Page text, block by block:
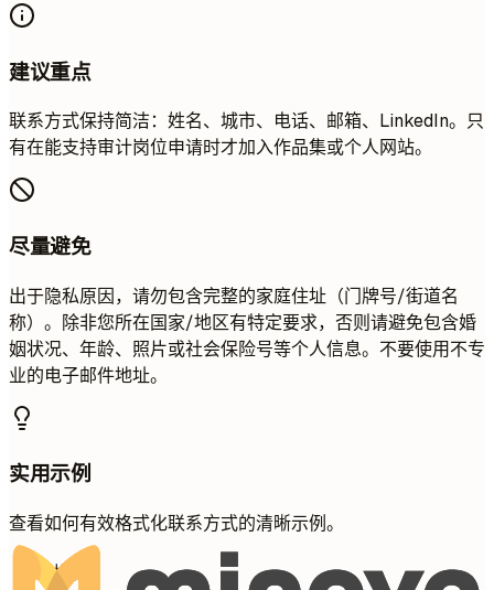
建议重点
联系方式保持简洁：姓名、城市、电话、邮箱、LinkedIn。只
有在能支持审计岗位申请时才加入作品集或个人网站。
尽量避免
出于隐私原因，请勿包含完整的家庭住址（门牌号/街道名
称）。除非您所在国家/地区有特定要求，否则请避免包含婚
姻状况、年龄、照片或社会保险号等个人信息。不要使用不专
业的电子邮件地址。
实用示例
查看如何有效格式化联系方式的清晰示例。
不推荐